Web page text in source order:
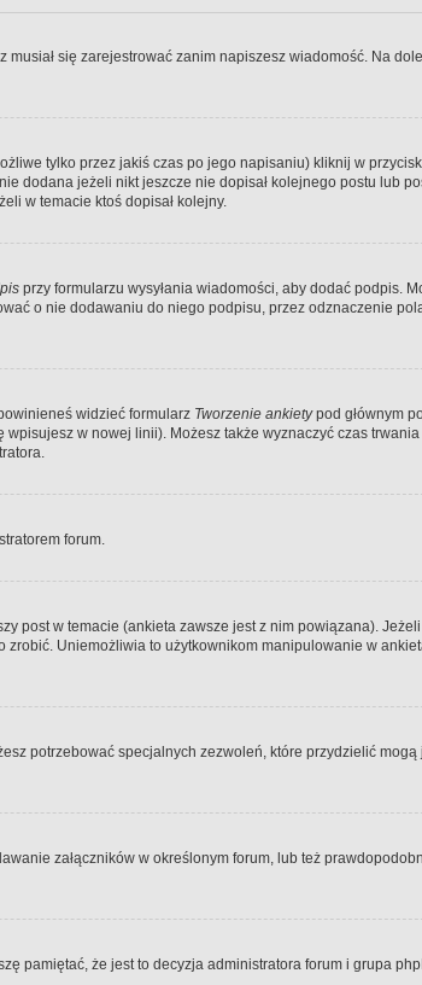
się zarejestrować zanim napiszesz wiadomość. Na
tylko przez jakiś czas po jego napisaniu) kliknij w przycisk
dodana jeżeli nikt jeszcze nie dopisał kolejnego postu lub
w temacie ktoś dopisał kolejny.
przy formularzu wysyłania wiadomości, aby dodać podpis.
o nie dodawaniu do niego podpisu, przez odznaczenie
widzieć formularz Tworzenie ankietypod głównym
w nowej linii). Możesz także wyznaczyć czas
forum.
post w temacie (ankieta zawsze jest z nim powiązana). Jeżeli
Uniemożliwia to użytkownikom manipulowanie w
potrzebować specjalnych zezwoleń, które przydzielić
załączników w określonym forum, lub też
pamiętać, że jest to decyzja administratora forum i grupa